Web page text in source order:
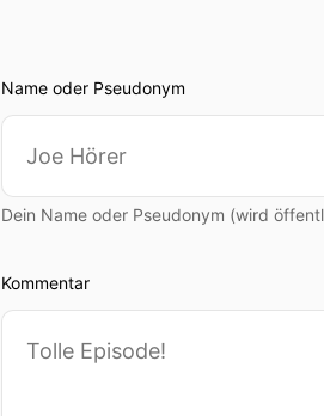
Name oder Pseudonym
Dein Name oder Pseudonym (wird
Kommentar